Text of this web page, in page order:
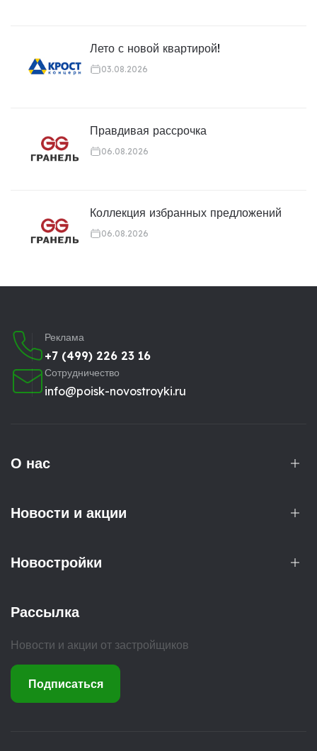
Лето с новой квартирой!
03.08.2026
Правдивая рассрочка
06.08.2026
Коллекция избранных предложений
06.08.2026
Реклама
+7 (499) 226 23 16
Сотрудничество
info@poisk-novostroyki.ru
О нас
Новости и акции
Новостройки
Рассылка
Новости и акции от застройщиков
Подписаться